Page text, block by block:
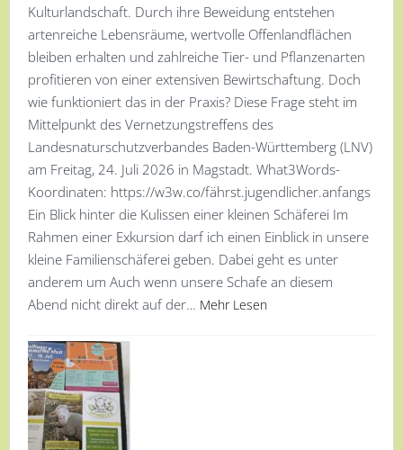
Kulturlandschaft. Durch ihre Beweidung entstehen
artenreiche Lebensräume, wertvolle Offenlandflächen
bleiben erhalten und zahlreiche Tier- und Pflanzenarten
profitieren von einer extensiven Bewirtschaftung. Doch
wie funktioniert das in der Praxis? Diese Frage steht im
Mittelpunkt des Vernetzungstreffens des
Landesnaturschutzverbandes Baden-Württemberg (LNV)
am Freitag, 24. Juli 2026 in Magstadt. What3Words-
Koordinaten: https://w3w.co/fährst.jugendlicher.anfangs
Ein Blick hinter die Kulissen einer kleinen Schäferei Im
Rahmen einer Exkursion darf ich einen Einblick in unsere
kleine Familienschäferei geben. Dabei geht es unter
anderem um Auch wenn unsere Schafe an diesem
Abend nicht direkt auf der… Mehr Lesen